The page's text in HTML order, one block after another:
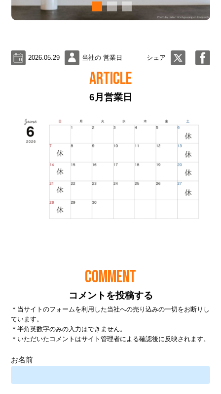
2026.05.29 当社の 営業日 シェア
ARTICLE
6月営業日
COMMENT
コメントを投稿する
＊当サイトのフォームを利用した当社への売り込みの一切をお断りし
ています。
＊半角英数字のみの入力はできません。
＊いただいたコメントはサイト管理者による確認後に反映されます。
お名前